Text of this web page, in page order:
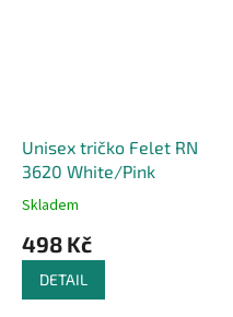
Unisex tričko Felet RN
3620 White/Pink
Skladem
498 Kč
DETAIL